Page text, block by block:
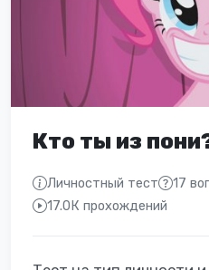
Кто ты из
Личностный тест
17
17.0К прохождений